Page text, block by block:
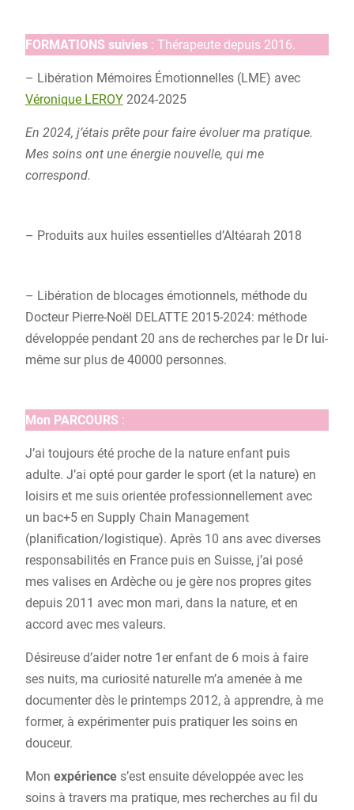
FORMATIONS suivies : Thérapeute depuis 2016.
– Libération Mémoires Émotionnelles (LME) avec
Véronique LEROY2024-2025
En 2024, j’étais prête pour faire évoluer ma pratique.
Mes soins ont une énergie nouvelle, qui me
correspond.
– Produits aux huiles essentielles d’Altéarah 2018
– Libération de blocages émotionnels, méthode du
Docteur Pierre-Noël DELATTE 2015-2024: méthode
développée pendant 20 ans de recherches par le Dr lui-
même sur plus de 40000 personnes.
Mon PARCOURS :
J’ai toujours été proche de la nature enfant puis
adulte. J’ai opté pour garder le sport (et la nature) en
loisirs et me suis orientée professionnellement avec
un bac+5 en Supply Chain Management
(planification/logistique). Après 10 ans avec diverses
responsabilités en France puis en Suisse, j’ai posé
mes valises en Ardèche ou je gère nos propres gites
depuis 2011 avec mon mari, dans la nature, et en
accord avec mes valeurs.
Désireuse d’aider notre 1er enfant de 6 mois à faire
ses nuits, ma curiosité naturelle m’a amenée à me
documenter dès le printemps 2012, à apprendre, à me
former, à expérimenter puis pratiquer les soins en
douceur.
Mon expériences’est ensuite développée avec les
soins à travers ma pratique, mes recherches au fil du